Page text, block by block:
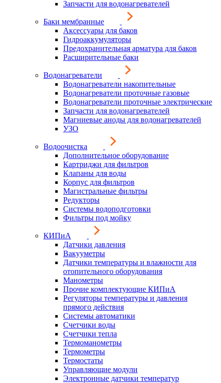
Запчасти для водонагревателей
Баки мембранные
Аксессуары для баков
Гидроаккумуляторы
Предохранительная арматура для баков
Расширительные баки
Водонагреватели
Водонагреватели накопительные
Водонагреватели проточные газовые
Водонагреватели проточные электрические
Запчасти для водонагревателей
Магниевые аноды для водонагревателей
УЗО
Водоочистка
Дополнительное оборудование
Картриджи для фильтров
Клапаны для воды
Корпус для фильтров
Магистральные фильтры
Редукторы
Системы водоподготовки
Фильтры под мойку
КИПиА
Датчики давления
Вакууметры
Датчики температуры и влажности для
отопительного оборудования
Манометры
Прочие комплектующие КИПиА
Регуляторы температуры и давления
прямого действия
Системы автоматики
Счетчики воды
Счетчики тепла
Термоманометры
Термометры
Термостаты
Управляющие модули
Электронные датчики температур